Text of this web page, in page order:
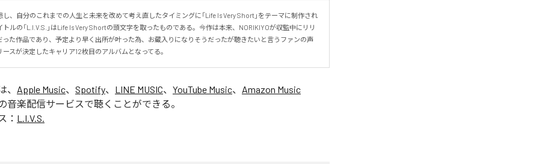
し、自分のこれまでの人生と未来を改めて考え直したタイミングに「Life Is Very Short」をテーマに制作され
ルの「L.I.V.S.」はLife Is Very Shortの頭文字を取ったものである。今作は本来、NORIKIYOが収監中にリリ
った作品であり、予定より早く出所が叶った為、お蔵入りになりそうだったが聴きたいと言うファンの声
スが決定したキャリア12枚目のアルバムとなってる。
、 Apple Music、 Spotify、 LINE MUSIC、 YouTube Music、 Amazon Music
音楽配信サービスで聴くことができる。
： L.I.V.S.